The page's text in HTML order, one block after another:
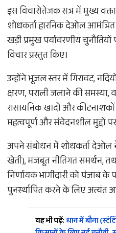
​इस विचारोत्तेजक सत्र में मुख्य
शोधकर्ता हारनिक देओल
खड़ी प्रमुख पर्यावरणीय
विचार प्रस्तुत किए।
उन्होंने भूजल स्तर में गिरावट,
क्षरण, पराली जलाने की समस्या,
रासायनिक खादों और
महत्वपूर्ण और संवेदनशील मुद्दों पर
​अपने संबोधन में शोधकर्ता देओल
खेती), मजबूत नीतिगत समर्थन,
निर्णायक भागीदारी को पंजाब
पुनर्स्थापित करने के लिए अत्यंत
यह भी पढ़ें: धान में बौना